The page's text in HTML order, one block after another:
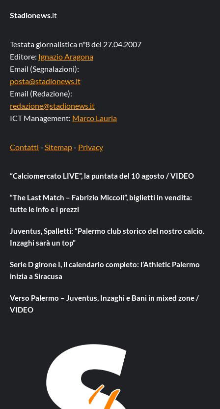
Stadionews.it
Testata giornalistica n°8 del 27.04.2007
Editore: Ignazio Aragona
Email (Segnalazioni):
posta@stadionews.it
Email (Redazione):
redazione@stadionews.it
ICT Management: Marco Lauria
Contatti - Sitemap- Privacy
“Calciomercato LIVE”, la puntata del 10 agosto / VIDEO
“The Last Match – Fabrizio Miccoli”, biglietti in vendita:
tutte le info e i prezzi
Juventus, Spalletti: “Palermo club storico del nostro calcio.
Inzaghi sarà un top”
Serie D girone I, il calendario completo: l’Athletic Palermo
inizia a Siracusa
Verso Palermo – Juventus, Inzaghi e Bani in mixed zone /
VIDEO